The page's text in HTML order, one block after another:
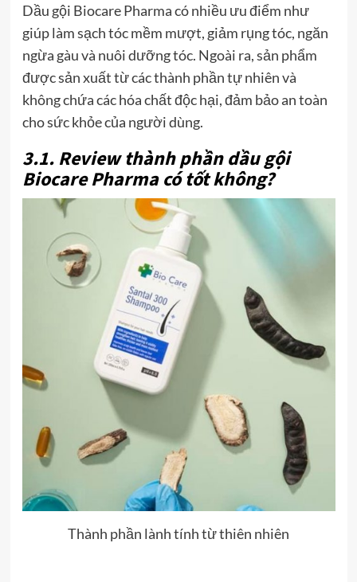
Dầu gội Biocare Pharma có nhiều ưu điểm như
giúp làm sạch tóc mềm mượt, giảm rụng tóc, ngăn
ngừa gàu và nuôi dưỡng tóc. Ngoài ra, sản phẩm
được sản xuất từ các thành phần tự nhiên và
không chứa các hóa chất độc hại, đảm bảo an toàn
cho sức khỏe của người dùng.
3.1. Review thành phần dầu gội
Biocare Pharma có tốt không?
Thành phần lành tính từ thiên nhiên